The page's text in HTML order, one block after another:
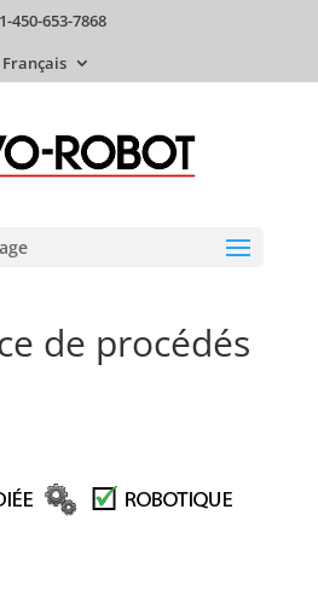
450-653-7868
Français
de procédés